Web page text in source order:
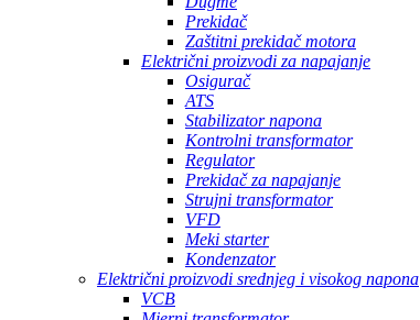
Prekidač
Zaštitni prekidač motora
Električni proizvodi za napajanje
Osigurač
ATS
Stabilizator napona
Kontrolni transformator
Regulator
Prekidač za napajanje
Strujni transformator
VFD
Meki starter
Kondenzator
Električni proizvodi srednjeg i visokog napona
VCB